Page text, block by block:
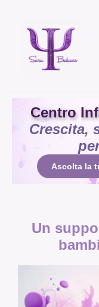
contenuto
Centro
Crescita,
Ascolta la
Un